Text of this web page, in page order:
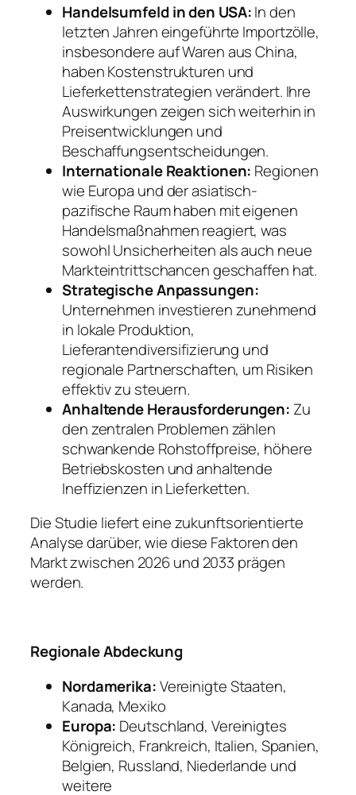
Handelsumfeld in den USA:In den
letzten Jahren eingeführte Importzölle,
insbesondere auf Waren aus China,
haben Kostenstrukturen und
Lieferkettenstrategien verändert. Ihre
Auswirkungen zeigen sich weiterhin in
Preisentwicklungen und
Beschaffungsentscheidungen.
Internationale Reaktionen: Regionen
wie Europa und der asiatisch-
pazifische Raum haben mit eigenen
Handelsmaßnahmen reagiert, was
sowohl Unsicherheiten als auch neue
Markteintrittschancen geschaffen hat.
Strategische Anpassungen:
Unternehmen investieren zunehmend
in lokale Produktion,
Lieferantendiversifizierung und
regionale Partnerschaften, um Risiken
effektiv zu steuern.
Anhaltende Herausforderungen: Zu
den zentralen Problemen zählen
schwankende Rohstoffpreise, höhere
Betriebskosten und anhaltende
Ineffizienzen in Lieferketten.
Die Studie liefert eine zukunftsorientierte
Analyse darüber, wie diese Faktoren den
Markt zwischen 2026 und 2033 prägen
werden.
Regionale Abdeckung
Nordamerika:Vereinigte Staaten,
Kanada, Mexiko
Europa: Deutschland, Vereinigtes
Königreich, Frankreich, Italien, Spanien,
Belgien, Russland, Niederlande und
weitere